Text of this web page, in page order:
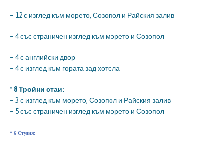
– 12 с изглед към морето, Созопол и Райския залив
– 4 със страничен изглед към морето и Созопол
– 4 с английски двор
– 4 с изглед към гората зад хотела
* 8 Тройни стаи:
– 3 с изглед към морето, Созопол и Райския залив
– 5 със страничен изглед към морето и Созопол
* 6 Студия: